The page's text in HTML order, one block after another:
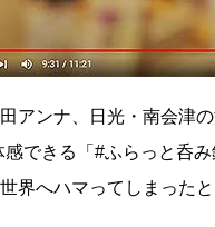
アンナ、日光・南会津
感できる「#ふらっと呑
界へハマってしまったと